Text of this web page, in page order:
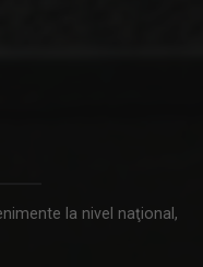
la nivel naţional,